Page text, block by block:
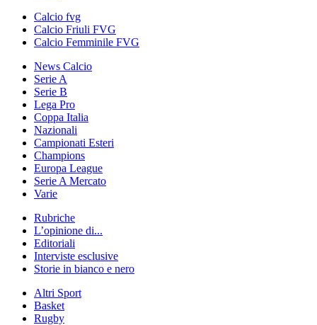
Calcio fvg
Calcio Friuli FVG
Calcio Femminile FVG
News Calcio
Serie A
Serie B
Lega Pro
Coppa Italia
Nazionali
Campionati Esteri
Champions
Europa League
Serie A Mercato
Varie
Rubriche
L’opinione di...
Editoriali
Interviste esclusive
Storie in bianco e nero
Altri Sport
Basket
Rugby